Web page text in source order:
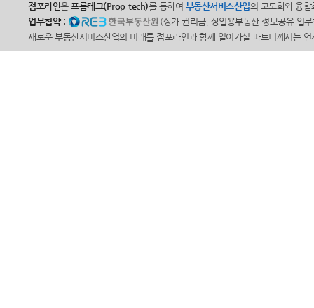
점포라인은 프롭테크(Prop-tech)를 통하여 부동산서비스산업의 고도화와 융
업무협약 :
(상가 권리금, 상업용부동산 정보공유 업
새로운 부동산서비스산업의 미래를 점포라인과 함께 열어가실 파트너께서는